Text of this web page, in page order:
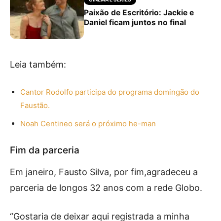
Paixão de Escritório: Jackie e
Daniel ficam juntos no final
Leia também:
Cantor Rodolfo participa do programa domingão do
Faustão.
Noah Centineo será o próximo he-man
Fim da parceria
Em janeiro, Fausto Silva, por fim,agradeceu a
parceria de longos 32 anos com a rede Globo.
“Gostaria de deixar aqui registrada a minha